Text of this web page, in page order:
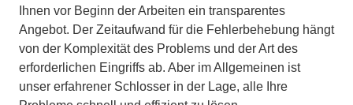
Ihnen vor Beginn der Arbeiten ein transparentes
Angebot. Der Zeitaufwand für die Fehlerbehebung hängt
von der Komplexität des Problems und der Art des
erforderlichen Eingriffs ab. Aber im Allgemeinen ist
unser erfahrener Schlosser in der Lage, alle Ihre